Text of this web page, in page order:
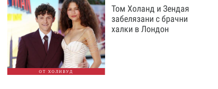
ОТ ХОЛИВУД
Том Холанд и Зендая
забелязани с брачни
халки в Лондон